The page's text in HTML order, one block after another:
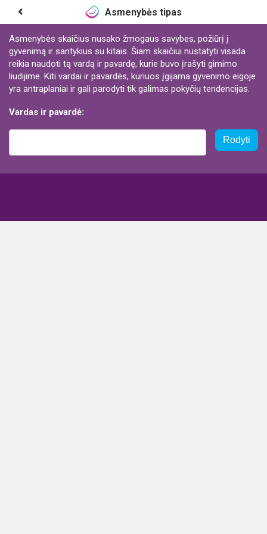
Asmenybės tipas
Asmenybės skaičius nusako žmogaus savybes, požiūrį į
gyvenimą ir santykius su kitais. Šiam skaičiui nustatyti visada
reikia naudoti tą vardą ir pavardę, kurie buvo įrašyti gimimo
liudijime. Kiti vardai ir pavardės, kuriuos įgijama gyvenimo eigoje
yra antraplaniai ir gali parodyti tik galimas pokyčių tendencijas.
Vardas ir pavardė:
Rodyti